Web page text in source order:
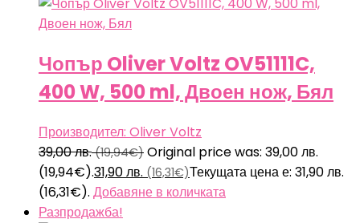
Чопър Oliver Voltz OV51111C,
400 W, 500 ml, Двоен нож, Бял
Производител: Oliver Voltz
39,00лв.(19,94€) Original price was: 39,00 лв.
(19,94€).31,90лв. (16,31€)Текущата цена е: 31,90 лв.
(16,31€). Добавяне в количката
Разпродажба!